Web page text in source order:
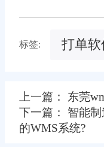
标签: 打单软
上一篇： 东莞
下一篇： 智能
的WMS系统?